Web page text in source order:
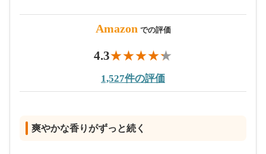
Amazon での評価
4.3
1,527件の評価
爽やかな香りがずっと続く